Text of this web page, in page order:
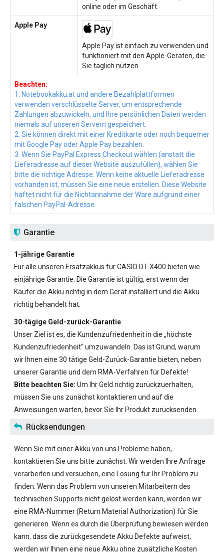
online oder im Geschäft.
Apple Pay
Apple Pay ist einfach zu verwenden und
funktioniert mit den Apple-Geräten, die
Sie täglich nutzen.
Beachten:
1. Notebookakku.at und andere Bezahlplattformen
verwenden verschlüsselte Server, um entsprechende
Zahlungen abzuwickeln, und Ihre persönlichen Daten werden
niemals auf unseren Servern gespeichert.
2. Sie können direkt mit einer Kreditkarte oder noch bequemer
mit Google Pay oder Apple Pay bezahlen.
3. Wenn Sie PayPal Express Checkout wählen (anstatt die
Lieferadresse auf dieser Website auszufüllen), wählen Sie
bitte die richtige Adresse. Wenn keine aktuelle Lieferadresse
vorhanden ist, müssen Sie eine neue erstellen. Diese Website
haftet nicht für die Nichtannahme der Ware aufgrund einer
falschen PayPal-Adresse.
Garantie
1-jährige Garantie
Für alle unseren Ersatzakkus für CASIO DT-X400 bieten wie
einjährige Garantie. Die Garantie ist gültig, erst wenn der
Käufer die Akku richtig in dem Gerät installiert und die Akku
richtig behandelt hat.
30-tägige Geld-zurück-Garantie
Unser Ziel ist es, die Kundenzufriedenheit in die „höchste
Kundenzufriedenheit“ umzuwandeln. Das ist Grund, warum
wir Ihnen eine 30 tätige Geld-Zurück-Garantie bieten, neben
unserer Garantie und dem RMA-Verfahren für Defekte!
Bitte beachten Sie: Um Ihr Geld richtig zurückzuerhalten,
müssen Sie uns zunächst kontaktieren und auf die
Anweisungen warten, bevor Sie Ihr Produkt zurücksenden.
Rücksendungen
Wenn Sie mit einer Akku von uns Probleme haben,
kontaktieren Sie uns bitte zunächst. Wir werden Ihre Anfrage
verarbeiten und versuchen, eine Lösung für Ihr Problem zu
finden. Wenn das Problem von unseren Mitarbeitern des
technischen Supports nicht gelöst werden kann, werden wir
eine RMA-Nummer (Return Material Authorization) für Sie
generieren. Wenn es durch die Überprüfung bewiesen werden
kann, dass die zurückgesendete Akku Defekte aufweist,
werden wir Ihnen eine neue Akku ohne zusätzliche Kosten